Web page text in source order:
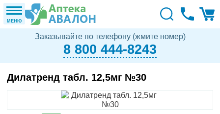
МЕНЮ
Заказывайте по телефону (жмите номер)
8 800 444-8243
Дилатренд табл. 12,5мг №30